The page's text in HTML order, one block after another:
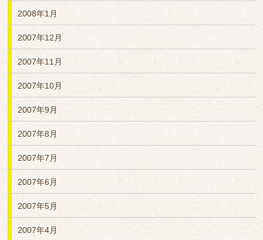
2008年1月
2007年12月
2007年11月
2007年10月
2007年9月
2007年8月
2007年7月
2007年6月
2007年5月
2007年4月